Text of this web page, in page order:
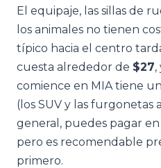
El equipaje, las sillas de
los animales no tienen
típico hacia el centro
cuesta alrededor de $27,
comience en MIA tiene
(los SUV y las furgonetas
general, puedes pagar
pero es recomendable
primero.